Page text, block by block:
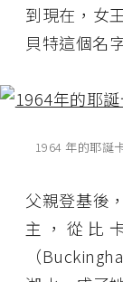
到現在，女
貝特這個名
1964 年的耶誕
父親登基後
主，從比
（